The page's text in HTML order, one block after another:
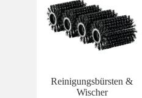
Reinigungsbürsten &
Wischer